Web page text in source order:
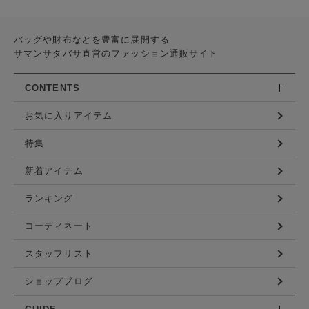
バッグや財布などを豊富に展開する
サマンサタバサ直営のファッション通販サイト
CONTENTS
お気に入りアイテム
特集
新着アイテム
ランキング
コーディネート
スタッフリスト
ショップブログ